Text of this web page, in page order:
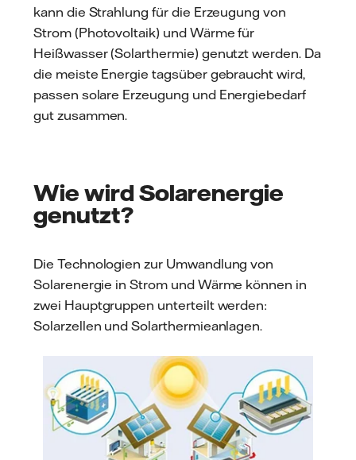
kann die Strahlung für die Erzeugung von
Strom (Photovoltaik) und Wärme für
Heißwasser (Solarthermie) genutzt werden. Da
die meiste Energie tagsüber gebraucht wird,
passen solare Erzeugung und Energiebedarf
gut zusammen.
Wie wird Solarenergie
genutzt?
Die Technologien zur Umwandlung von
Solarenergie in Strom und Wärme können in
zwei Hauptgruppen unterteilt werden:
Solarzellen und Solarthermieanlagen.